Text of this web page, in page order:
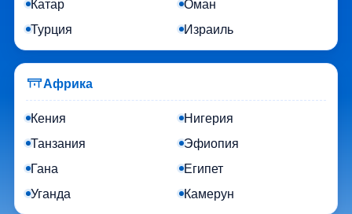
Катар
Оман
Турция
Израиль
Африка
Кения
Нигерия
Танзания
Эфиопия
Гана
Египет
Уганда
Камерун